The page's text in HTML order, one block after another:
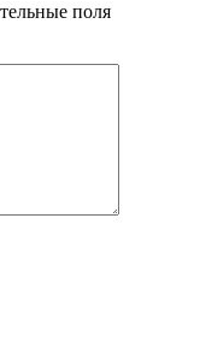
поля